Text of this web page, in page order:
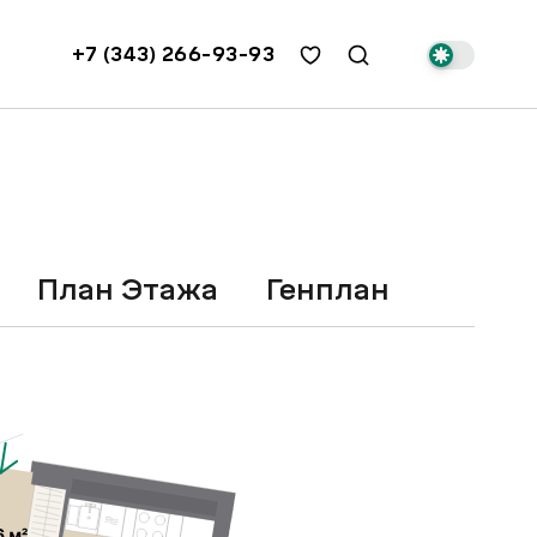
+7 (343) 266-93-93
План Этажа Генплан